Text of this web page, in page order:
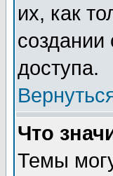
их, как
доступа.
Что
Темы